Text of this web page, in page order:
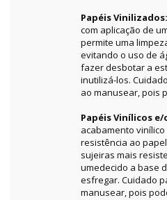
Papéis Vinilizados:
com aplicação de
permite uma
evitando o uso de
fazer desbotar a
inutilizá-los.
ao manusear, pois
Papéis Vinílicos
acabamento
resistência ao
sujeiras mais
umedecido a base
esfregar. Cuidado
manusear, pois